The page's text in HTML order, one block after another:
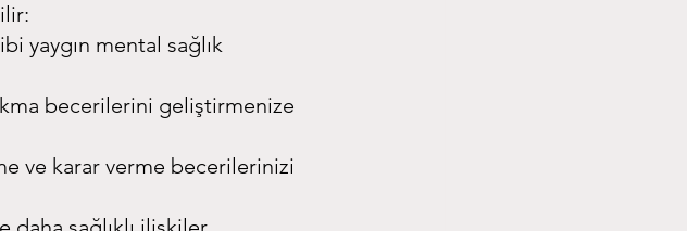
yaygın mental sağlık
becerilerini geliştirmenize
ve karar verme becerilerinizi